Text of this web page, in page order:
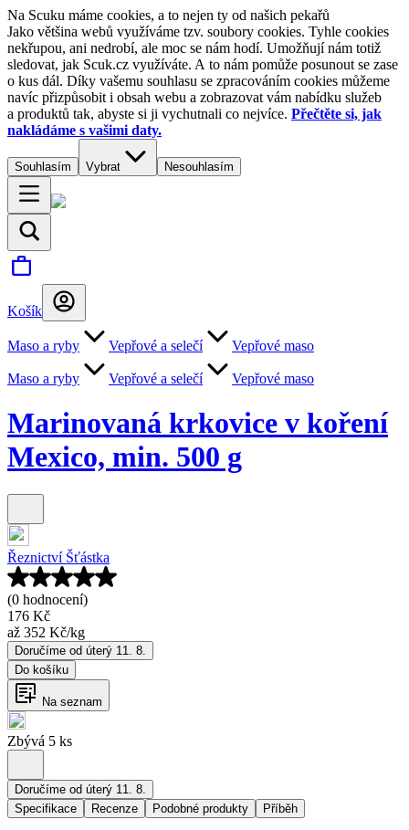
Na Scuku máme cookies, a to nejen ty od našich pekařů
Jako většina webů využíváme tzv. soubory cookies. Tyhle cookies
nekřupou, ani nedrobí, ale moc se nám hodí. Umožňují nám totiž
sledovat, jak Scuk.cz využíváte. A to nám pomůže posunout se zase
o kus dál. Díky vašemu souhlasu se zpracováním cookies můžeme
navíc přizpůsobit i obsah webu a zobrazovat vám nabídku služeb
a produktů tak, abyste si ji vychutnali co nejvíce. Přečtěte si, jak
nakládáme s vašimi daty.
Souhlasím Vybrat Nesouhlasím
Košík
Maso a ryby Vepřové a selečí Vepřové maso
Maso a ryby Vepřové a selečí Vepřové maso
Marinovaná krkovice v koření
Mexico, min. 500 g
Řeznictví Šťástka
(0 hodnocení)
176 Kč
až 352 Kč/kg
Doručíme od úterý 11. 8.
Do košíku
Na seznam
Zbývá 5 ks
Doručíme od úterý 11. 8.
Specifikace
Recenze Podobné produkty Příběh